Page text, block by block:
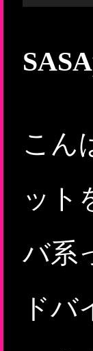
こん
ット
バ系
ド